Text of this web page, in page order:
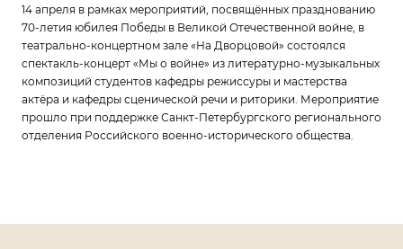
14 апреля в рамках мероприятий, посвящённых празднованию
70-летия юбилея Победы в Великой Отечественной войне, в
театрально-концертном зале «На Дворцовой» состоялся
спектакль-концерт «Мы о войне» из литературно-музыкальных
композиций студентов кафедры режиссуры и мастерства
актёра и кафедры сценической речи и риторики. Мероприятие
прошло при поддержке Санкт-Петербургского регионального
отделения Российского военно-исторического общества.